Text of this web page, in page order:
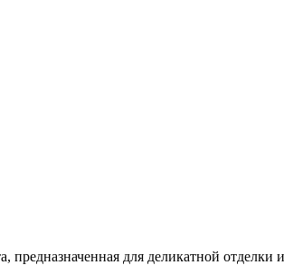
для деликатной отделки